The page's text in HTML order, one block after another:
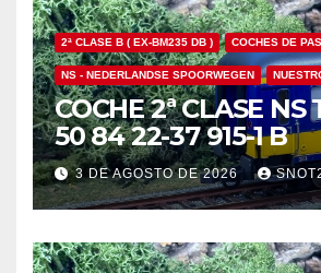
2ª CLASE B ( EX-BM235 DB ) COCHES DE
NS - NEDERLANDSE SPOORWEGEN
COCHE 2ª CLASE NS
50 84 22-37 915-1 B
3 DE AGOSTO DE 2026